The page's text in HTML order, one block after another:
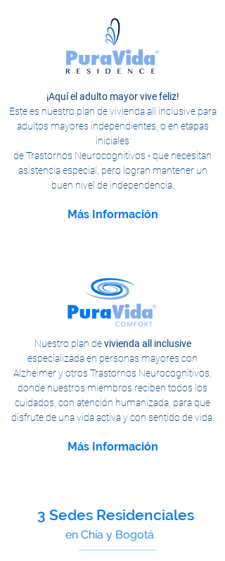
¡Aquí el adulto mayor vive feliz!
Este es nuestro plan de vivienda all inclusive para
adultos mayores independientes, o en etapas
iniciales
de Trastornos Neurocognitivos - que necesitan
asistencia especial, pero logran mantener un
buen nivel de independencia.
Más Información
Nuestro plan devivienda all inclusive
especializada en personas mayores con
Alzheimer y otros Trastornos Neurocognitivos,
donde nuestros miembros reciben todos los
cuidados, con atención humanizada, para que
disfrute de una vida activa y con sentido de vida.
Más Información
3 Sedes Residenciales
en Chía y Bogotá